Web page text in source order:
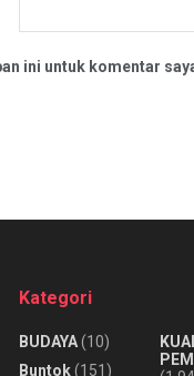
ini untuk komentar
Kategori
BUDAYA(10)
Buntok(151)